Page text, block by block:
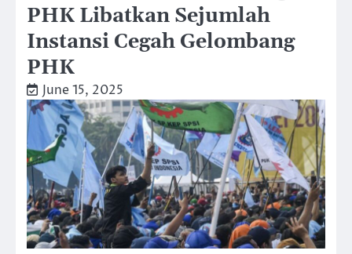
PHK Libatkan Sejumlah
Instansi Cegah Gelombang
PHK
June 15, 2025